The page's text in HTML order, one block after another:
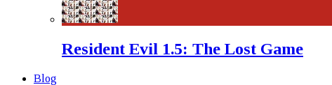
Resident Evil 1.5: The Lost Game
Blog